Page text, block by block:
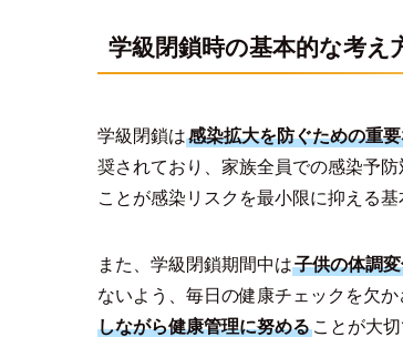
学級閉鎖時の基本的な考え
学級閉鎖は感染拡大を防ぐための重
奨されており、家族全員での感染予
ことが感染リスクを最小限に抑える基
また、学級閉鎖期間中は子供の体調
ないよう、毎日の健康チェックを欠
しながら健康管理に努める ことが大切